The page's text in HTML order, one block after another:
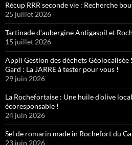
Récup RRR seconde vie : Recherche
25 juillet 2026
Tartinade d’aubergine Antigaspil et
15 juillet 2026
Appli Gestion des déchets
Gard : La JARRE à tester pour vous !
29 juin 2026
La Rochefortaise : Une huile d’olive
écoresponsable !
24 juin 2026
Sel de romarin made in Rochefort du
23 juin 2026